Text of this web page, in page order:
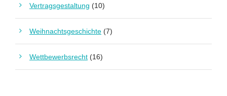
Vertragsgestaltung (10)
Weihnachtsgeschichte (7)
Wettbewerbsrecht (16)